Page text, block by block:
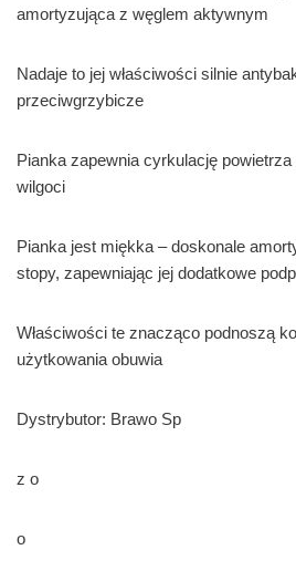
amortyzująca z węglem aktywnym
Nadaje to jej właściwości silnie
przeciwgrzybicze
Pianka zapewnia cyrkulację powietrza
wilgoci
Pianka jest miękka – doskonale
stopy, zapewniając jej dodatkowe
Właściwości te znacząco podnoszą
użytkowania obuwia
Dystrybutor: Brawo Sp
z o
o